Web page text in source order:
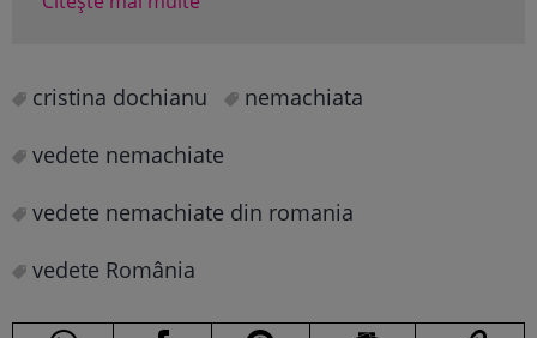
cristina dochianu
nemachiata
vedete nemachiate
vedete nemachiate din romania
vedete România